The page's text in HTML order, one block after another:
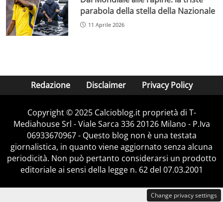
parabola della stella della Nazionale
11 Aprile 2026
Redazione Disclaimer Privacy Policy
Copyright © 2025 Calcioblog.it proprietà di T-
Mediahouse Srl - Viale Sarca 336 20126 Milano - P.Iva
06933670967 - Questo blog non è una testata
giornalistica, in quanto viene aggiornato senza alcuna
periodicità. Non può pertanto considerarsi un prodotto
editoriale ai sensi della legge n. 62 del 07.03.2001
Change privacy settings